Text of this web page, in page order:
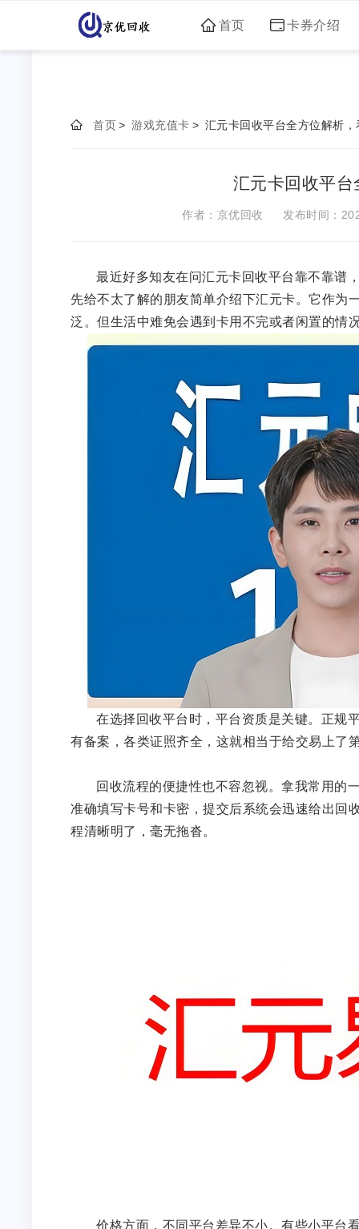
首页 卡券介绍
首页> 游戏充值卡 > 汇元卡回收平台全方位解析
汇元卡回收平
作者：京优回收 发布时间：
最近好多知友在问汇元卡回收平台靠不靠谱
先给不太了解的朋友简单介绍下汇元卡。它作为
泛。但生活中难免会遇到卡用不完或者闲置的情
在选择回收平台时，平台资质是关键。正规
有备案，各类证照齐全，这就相当于给交易上了
回收流程的便捷性也不容忽视。拿我常用的
准确填写卡号和卡密，提交后系统会迅速给出回
程清晰明了，毫无拖沓。
价格方面，不同平台差异不小。有些小平台